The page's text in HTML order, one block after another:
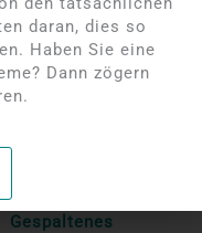
Gespaltenes
daran, dies so
Haben Sie eine
Dann zögern